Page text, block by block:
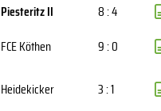
Piesteritz II
8 : 4
FCE Köthen
9 : 0
Heidekicker
3 : 1